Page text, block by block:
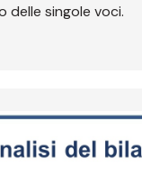
delle singole voci.